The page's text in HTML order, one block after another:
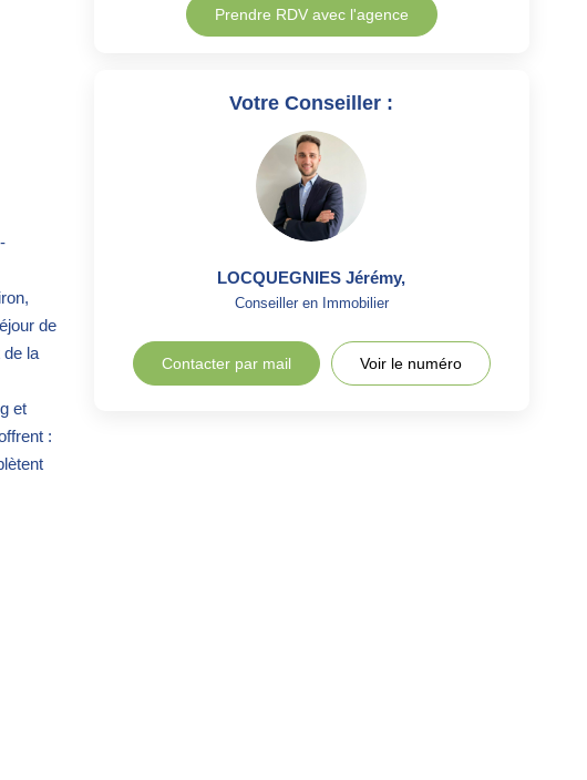
de
de la
et
:
Prendre RDV avec l'agence
Votre Conseiller :
LOCQUEGNIES Jérémy,
Conseiller en Immobilier
Contacter par mail Voir le numéro